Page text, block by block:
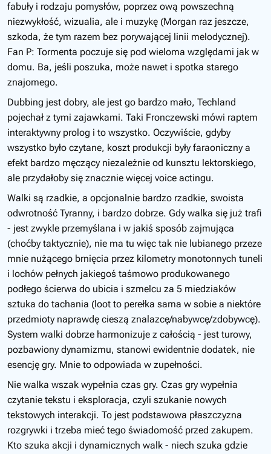
fabuły i rodzaju pomysłów, poprzez ową powszechną
niezwykłość, wizualia, ale i muzykę (Morgan raz jeszcze,
szkoda, że tym razem bez porywającej linii melodycznej).
Fan P: Tormenta poczuje się pod wieloma względami jak w
domu. Ba, jeśli poszuka, może nawet i spotka starego
znajomego.
Dubbing jest dobry, ale jest go bardzo mało, Techland
pojechał z tymi zajawkami. Taki Fronczewski mówi raptem
interaktywny prolog i to wszystko. Oczywiście, gdyby
wszystko było czytane, koszt produkcji były faraoniczny a
efekt bardzo męczący niezależnie od kunsztu lektorskiego,
ale przydałoby się znacznie więcej voice actingu.
Walki są rzadkie, a opcjonalnie bardzo rzadkie, swoista
odwrotność Tyranny, i bardzo dobrze. Gdy walka się już trafi
- jest zwykle przemyślana i w jakiś sposób zajmująca
(choćby taktycznie), nie ma tu więc tak nie lubianego przeze
mnie nużącego brnięcia przez kilometry monotonnych tuneli
i lochów pełnych jakiegoś taśmowo produkowanego
podłego ścierwa do ubicia i szmelcu za 5 miedziaków
sztuka do tachania (loot to perełka sama w sobie a niektóre
przedmioty naprawdę cieszą znalazcę/nabywcę/zdobywcę).
System walki dobrze harmonizuje z całością - jest turowy,
pozbawiony dynamizmu, stanowi ewidentnie dodatek, nie
esencję gry. Mnie to odpowiada w zupełności.
Nie walka wszak wypełnia czas gry. Czas gry wypełnia
czytanie tekstu i eksploracja, czyli szukanie nowych
tekstowych interakcji. To jest podstawowa płaszczyzna
rozgrywki i trzeba mieć tego świadomość przed zakupem.
Kto szuka akcji i dynamicznych walk - niech szuka gdzie